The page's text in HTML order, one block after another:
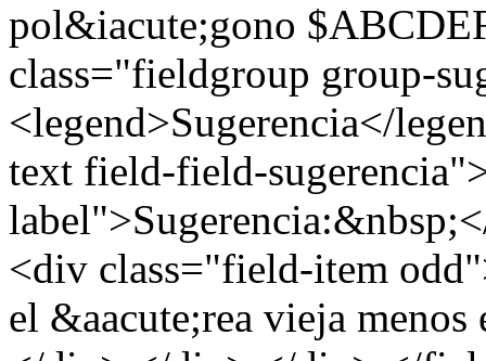
pol&iacute;gono
class="fieldgroup group-
<legend>Sugerencia</
text field-field-
<div class="field-item
el &aacute;rea vieja